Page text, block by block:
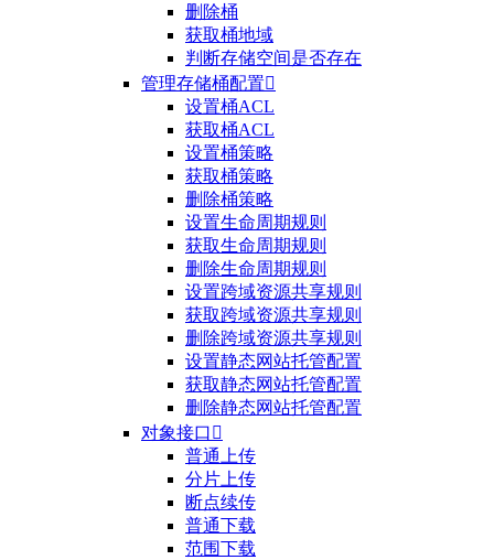
删除桶
获取桶地域
判断存储空间是否存在
管理存储桶配置
设置桶ACL
获取桶ACL
设置桶策略
获取桶策略
删除桶策略
设置生命周期规则
获取生命周期规则
删除生命周期规则
设置跨域资源共享规则
获取跨域资源共享规则
删除跨域资源共享规则
设置静态网站托管配置
获取静态网站托管配置
删除静态网站托管配置
对象接口 
普通上传
分片上传
断点续传
普通下载
范围下载